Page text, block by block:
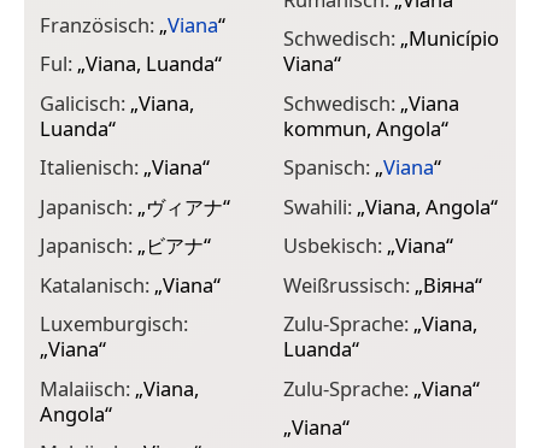
Französisch: „Viana“
Ful: „Viana, Luanda“
Galicisch: „Viana,
Luanda“
Italienisch: „Viana“
Japanisch: „ヴィアナ“
Japanisch: „ビアナ“
Katalanisch: „Viana“
Luxemburgisch:
„Viana“
Malaiisch: „Viana,
Angola“
Schwedisch: „Município
Viana“
Schwedisch: „Viana
kommun, Angola“
Spanisch: „Viana“
Swahili: „Viana, Angola“
Usbekisch: „Viana“
Weißrussisch: „Віяна“
Zulu-Sprache: „Viana,
Luanda“
Zulu-Sprache: „Viana“
„Viana“